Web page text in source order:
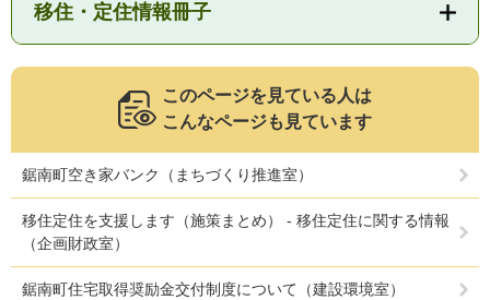
移住・定住情報冊子
このページを見ている人は
こんなページも見ています
鋸南町空き家バンク（まちづくり推進室）
移住定住を支援します（施策まとめ） - 移住定住に関する情報
（企画財政室）
鋸南町住宅取得奨励金交付制度について（建設環境室）